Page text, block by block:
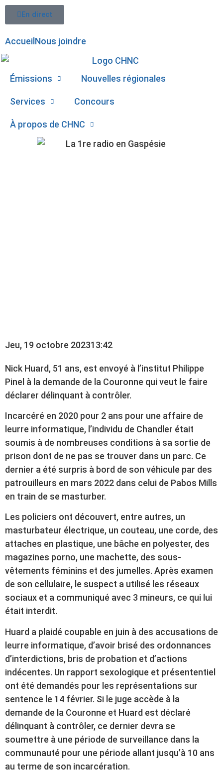
En direct
Accueil Nous joindre
Émissions Nouvelles régionales
Services Concours
À propos de CHNC
Jeu, 19 octobre 202313:42
Nick Huard, 51 ans, est envoyé à l’institut Philippe
Pinel à la demande de la Couronne qui veut le faire
déclarer délinquant à contrôler.
Incarcéré en 2020 pour 2 ans pour une affaire de
leurre informatique, l’individu de Chandler était
soumis à de nombreuses conditions à sa sortie de
prison dont de ne pas se trouver dans un parc. Ce
dernier a été surpris à bord de son véhicule par des
patrouilleurs en mars 2022 dans celui de Pabos Mills
en train de se masturber.
Les policiers ont découvert, entre autres, un
masturbateur électrique, un couteau, une corde, des
attaches en plastique, une bâche en polyester, des
magazines porno, une machette, des sous-
vêtements féminins et des jumelles. Après examen
de son cellulaire, le suspect a utilisé les réseaux
sociaux et a communiqué avec 3 mineurs, ce qui lui
était interdit.
Huard a plaidé coupable en juin à des accusations de
leurre informatique, d’avoir brisé des ordonnances
d’interdictions, bris de probation et d’actions
indécentes. Un rapport sexologique et présententiel
ont été demandés pour les représentations sur
sentence le 14 février. Si le juge accède à la
demande de la Couronne et Huard est déclaré
délinquant à contrôler, ce dernier devra se
soumettre à une période de surveillance dans la
communauté pour une période allant jusqu’à 10 ans
au terme de son incarcération.